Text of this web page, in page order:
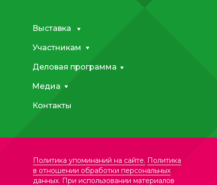
Политика упоминаний на сайте. Политика
в отношении обработки персональных
данных. При использовании материалов
Медиа
Участникам
Контакты
Деловая программа
Выставка